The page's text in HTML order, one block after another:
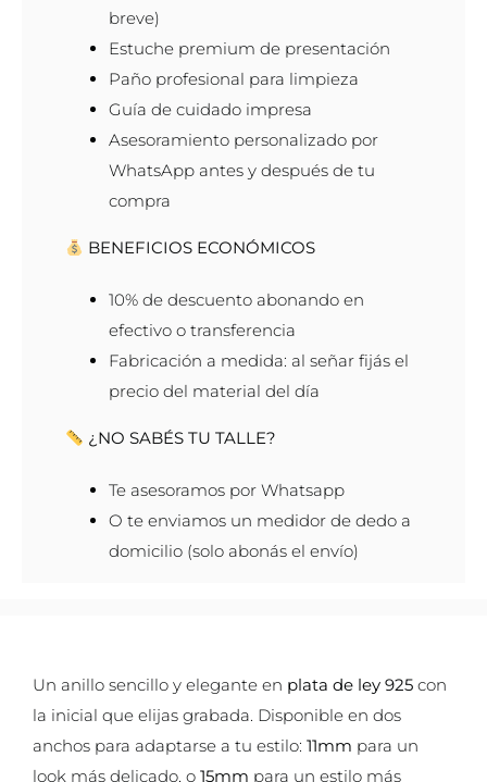
breve)
Estuche premium de presentación
Paño profesional para limpieza
Guía de cuidado impresa
Asesoramiento personalizado por
WhatsApp antes y después de tu
compra
BENEFICIOS ECONÓMICOS
10% de descuento abonando en
efectivo o transferencia
Fabricación a medida: al señar fijás el
precio del material del día
¿NO SABÉS TU TALLE?
Te asesoramos por Whatsapp
O te enviamos un medidor de dedo a
domicilio (solo abonás el envío)
Un anillo sencillo y elegante en plata de ley 925 con
la inicial que elijas grabada. Disponible en dos
anchos para adaptarse a tu estilo: 11mm para un
look más delicado, o 15mm para un estilo más